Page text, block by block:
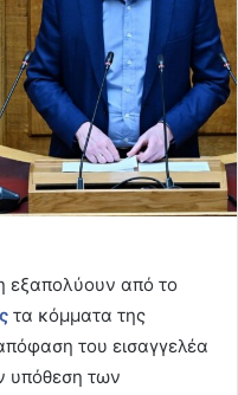
εξαπολύουν από το
τα κόμματα της
του εισαγγελέα
υπόθεση των